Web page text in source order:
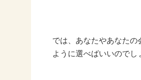
では、あなたやあなた
ように選べばいいのでし